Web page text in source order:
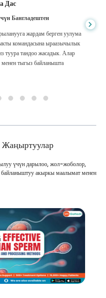
Дас
Бангладештен
жардам берген уулума
командасына ыраазычылык
туура тандоо жасадык. Алар
менен тыгыз байланышта
үчүн дарылоо, жол-жоболор,
байланыштуу акыркы маалымат менен